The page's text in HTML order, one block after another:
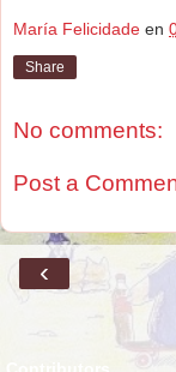
María Felicidade en
Share
No comments:
Post a
‹